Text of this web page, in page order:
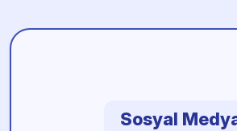
Sosyal